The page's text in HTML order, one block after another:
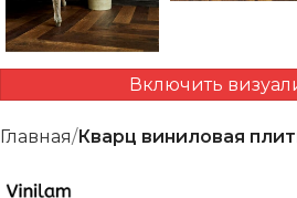
Включить
Главная Кварц виниловая